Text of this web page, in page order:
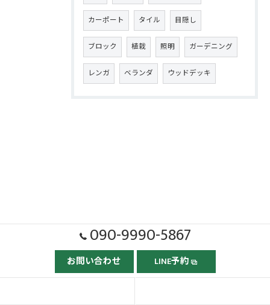
カーポート タイル 目隠し
ブロック 植栽 照明 ガーデニング
レンガ ベランダ ウッドデッキ
090-9990-5867
お問い合わせ LINE予約